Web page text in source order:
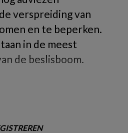
verspreiding van
en te beperken.
in de meest
de beslisboom.